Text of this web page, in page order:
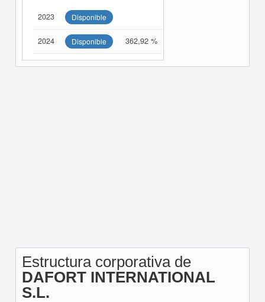
2023 Disponible
2024 Disponible 362,92 %
Estructura corporativa de
DAFORT INTERNATIONAL
S.L.